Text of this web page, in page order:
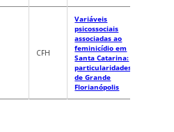
CFH
Variáveis
psicossociais
associadas ao
feminicídio em
Santa Catarina:
particularidades
de Grande
Florianópolis